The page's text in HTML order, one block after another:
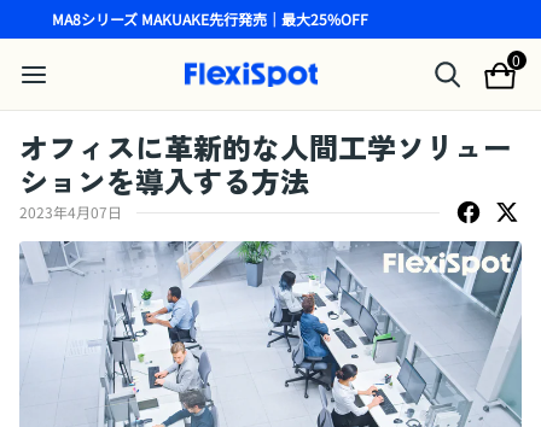
MA8シリーズ MAKUAKE先行発売｜最大25%OFF
0
オフィスに革新的な人間工学ソリュー
ションを導入する方法
2023年4月07日